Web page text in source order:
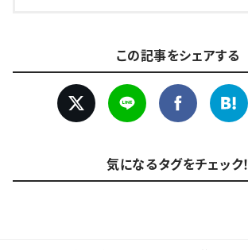
この記事をシェアする
気になるタグをチェック！